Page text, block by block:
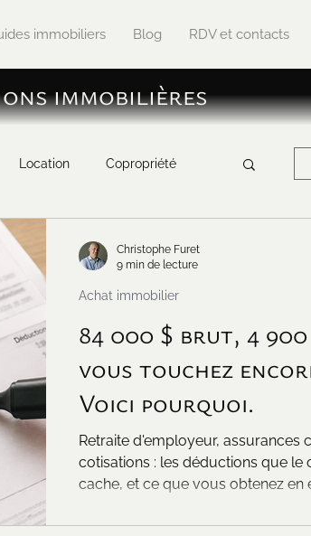
immobiliers Blog RDV et contacts
immobilières
Location Copropriété
immobilières
84 000 $ brut, 4
vous touchez
Voici pourquoi.
Retraite d'employeur, assurances
cotisations : les déductions que
cache, et ce que vous obtenez en
Achat immobilier
Christophe Furet
9 min de lecture